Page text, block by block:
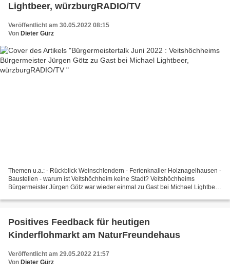
Lightbeer, würzburgRADIO/TV
Veröffentlicht am 30.05.2022 08:15
Von Dieter Gürz
Themen u.a.: - Rückblick Weinschlendern - Ferienknaller Holznagelhausen -
Baustellen - warum ist Veitshöchheim keine Stadt? Veitshöchheims
Bürgermeister Jürgen Götz war wieder einmal zu Gast bei Michael Lightbeer,
Positives Feedback für heutigen
Kinderflohmarkt am NaturFreundehaus
Veröffentlicht am 29.05.2022 21:57
Von Dieter Gürz